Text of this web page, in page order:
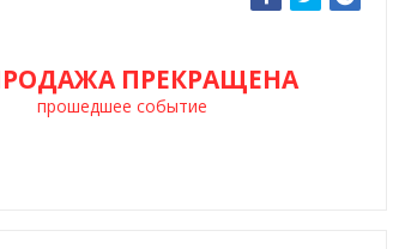
ПРЕКРАЩЕНА
прошедшее событие